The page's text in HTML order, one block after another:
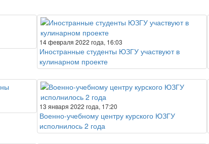
14 февраля 2022 года, 16:03
Иностранные студенты ЮЗГУ участвуют в
кулинарном проекте
13 января 2022 года, 17:20
Военно-учебному центру курского ЮЗГУ
исполнилось 2 года